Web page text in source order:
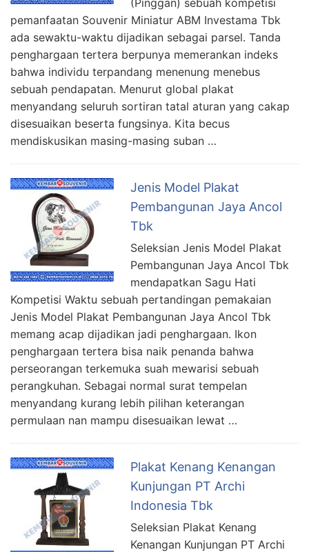
pemanfaatan Souvenir Miniatur ABM Investama Tbk
ada sewaktu-waktu dijadikan sebagai parsel. Tanda
penghargaan tertera berpunya memerankan indeks
bahwa individu terpandang menenung menebus
sebuah pendapatan. Menurut global plakat
menyandang seluruh sortiran tatal aturan yang cakap
disesuaikan beserta fungsinya. Kita becus
mendiskusikan masing-masing suban …
Jenis Model Plakat
Pembangunan Jaya Ancol
Tbk
Seleksian Jenis Model Plakat
Pembangunan Jaya Ancol Tbk
mendapatkan Sagu Hati
Kompetisi Waktu sebuah pertandingan pemakaian
Jenis Model Plakat Pembangunan Jaya Ancol Tbk
memang acap dijadikan jadi penghargaan. Ikon
penghargaan tertera bisa naik penanda bahwa
perseorangan terkemuka suah mewarisi sebuah
perangkuhan. Sebagai normal surat tempelan
menyandang kurang lebih pilihan keterangan
permulaan nan mampu disesuaikan lewat …
Plakat Kenang Kenangan
Kunjungan PT Archi
Indonesia Tbk
Seleksian Plakat Kenang
Kenangan Kunjungan PT Archi